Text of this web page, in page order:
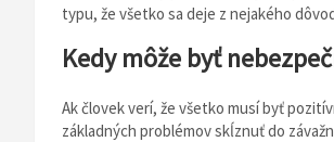
typu, že všetko sa deje z nejakého
Kedy môže byť
Ak človek verí, že všetko musí byť
základných problémov skĺznuť do